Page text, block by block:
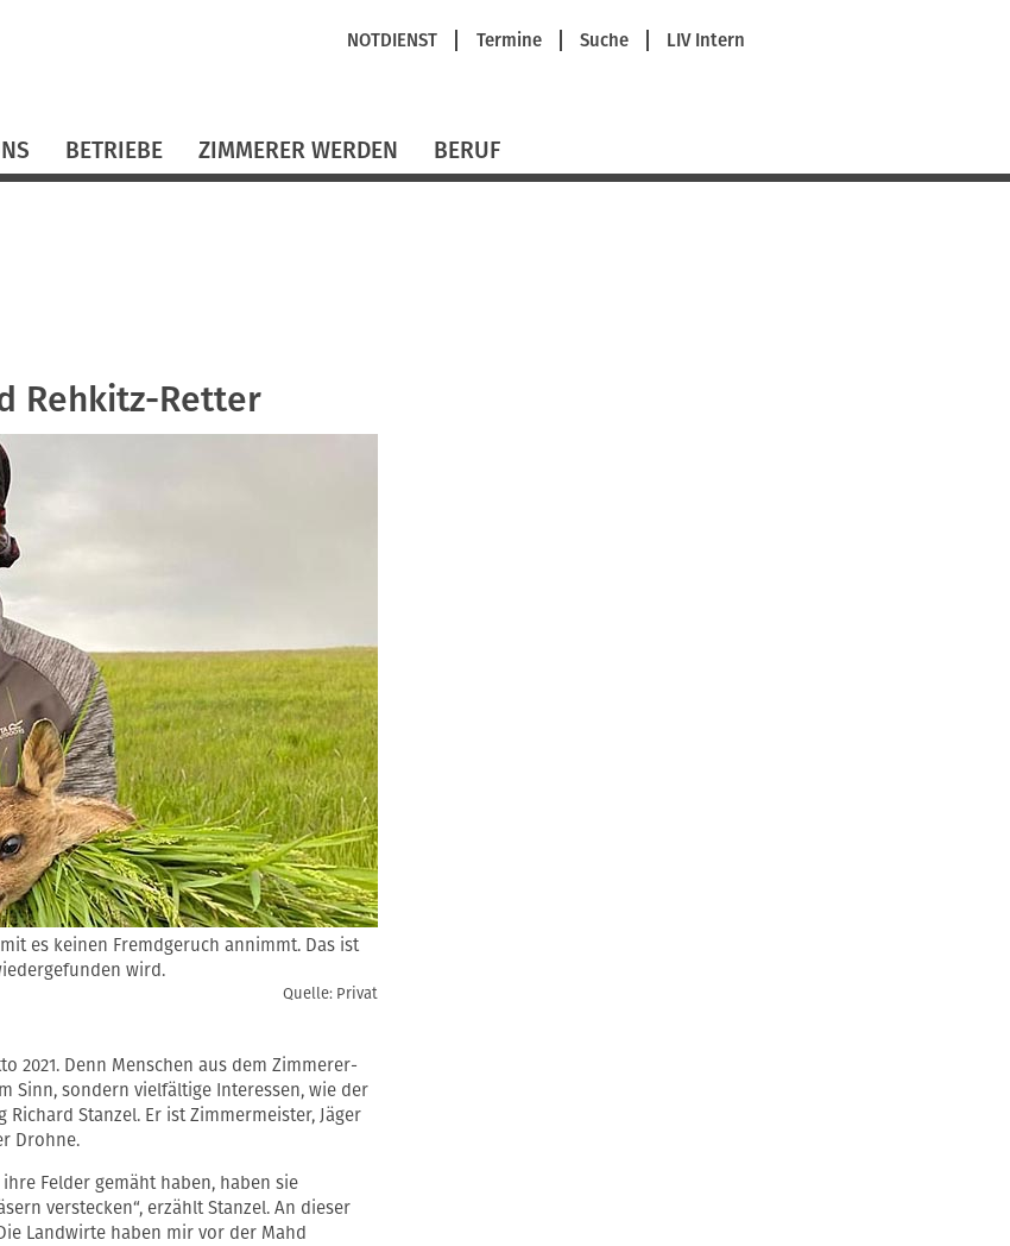
Navigation
NOTDIENST Termine Suche LIV Intern
BETRIEBE ZIMMERER WERDEN BERUF
Rehkitz-Retter
es keinen Fremdgeruch annimmt. Das ist
wird.
Quelle: Privat
2021. Denn Menschen aus dem Zimmerer-
Sinn, sondern vielfältige Interessen, wie der
Stanzel. Er ist Zimmermeister, Jäger
Drohne.
Felder gemäht haben, haben sie
verstecken“, erzählt Stanzel. An dieser
Landwirte haben mir vor der Mahd